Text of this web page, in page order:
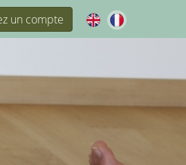
un compte